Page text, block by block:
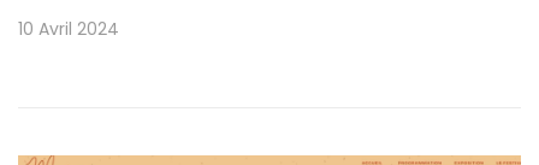
10 Avril 2024